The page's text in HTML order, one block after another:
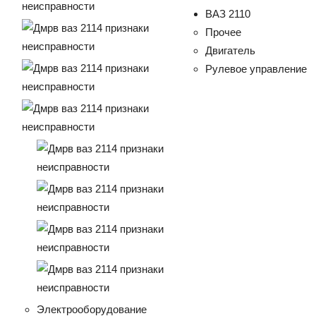
ВАЗ 2110
Прочее
Двигатель
Рулевое управление
Электрооборудование